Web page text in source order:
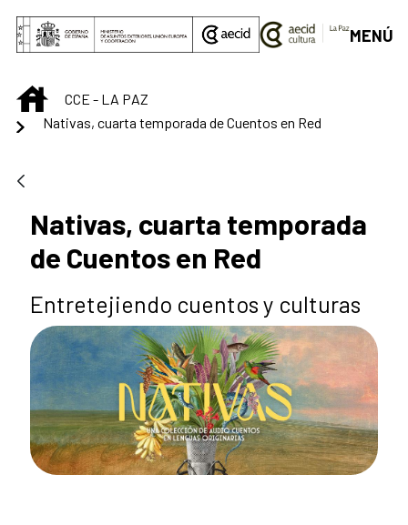
Saltar al contenido principal
MENÚ
INICIOCCE - LA PAZ
Nativas, cuarta temporada de Cuentos en Red
Nativas, cuarta temporada
de Cuentos en Red
Entretejiendo cuentos y culturas